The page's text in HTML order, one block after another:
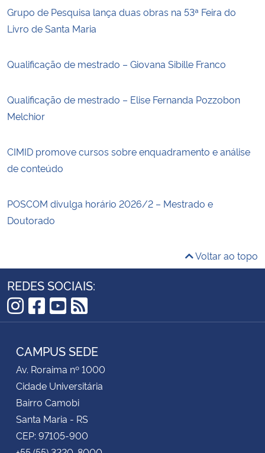
Grupo de Pesquisa lança duas obras na 53ª Feira do
Livro de Santa Maria
Qualificação de mestrado – Giovana Sibille Franco
Qualificação de mestrado – Elise Fernanda Pozzobon
Melchior
CIMID promove cursos sobre enquadramento e análise
de conteúdo
POSCOM divulga horário 2026/2 – Mestrado e
Doutorado
Voltar ao topo
REDES SOCIAIS:
Instagram
Facebook
YouTube
RSS
CAMPUS SEDE
Av. Roraima nº 1000
Cidade Universitária
Bairro Camobi
Santa Maria - RS
CEP: 97105-900